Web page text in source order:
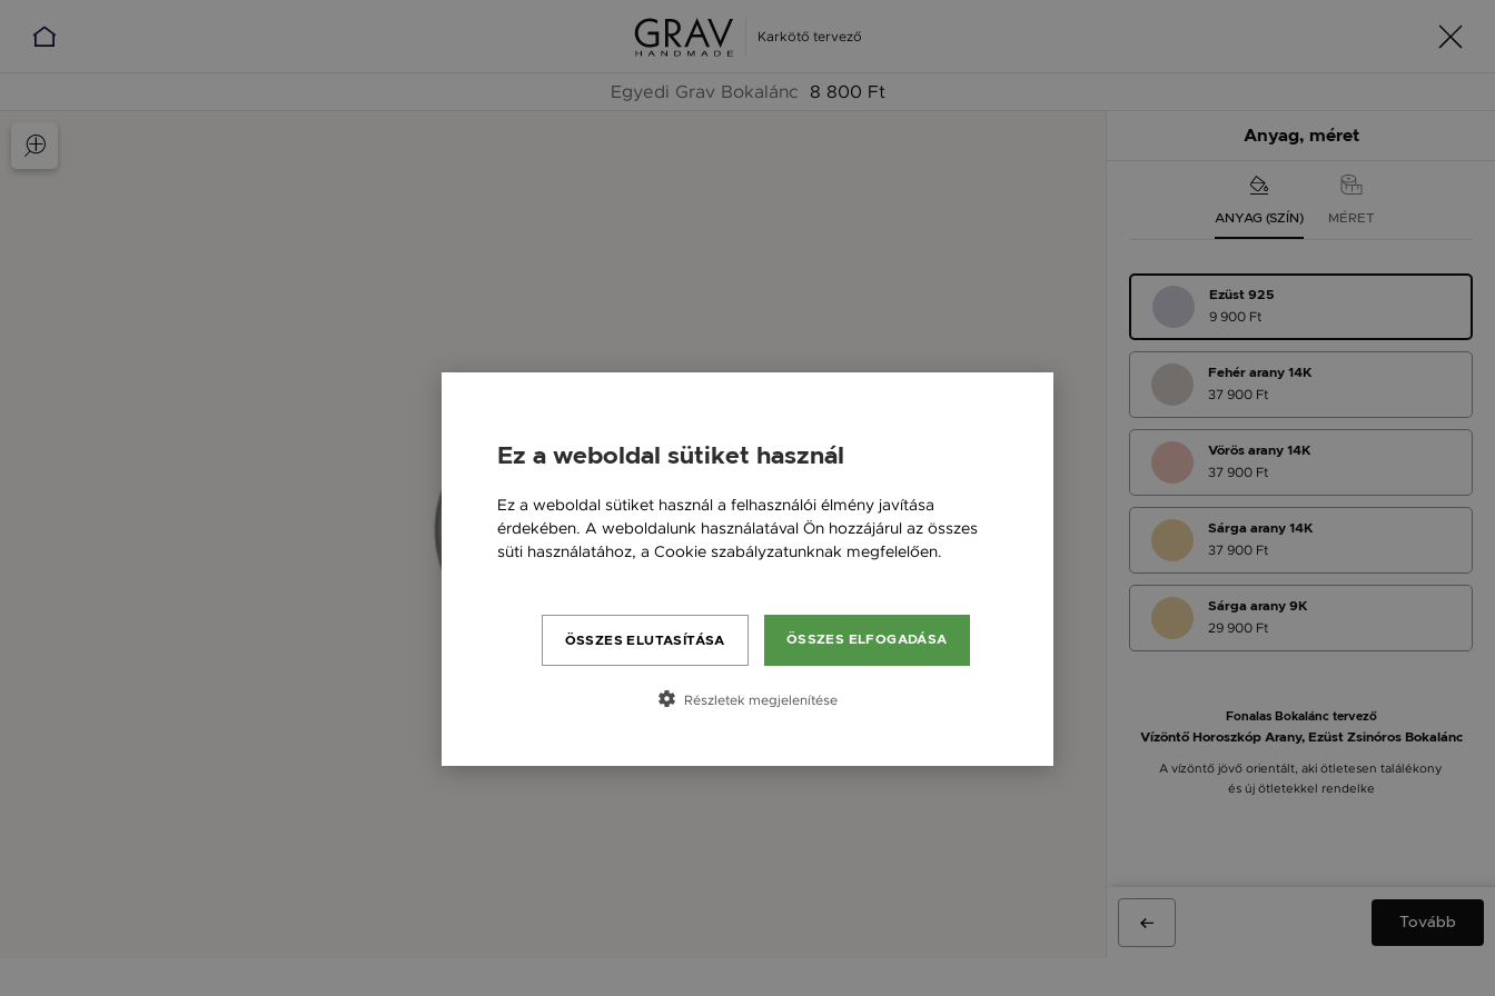
Karkötő tervező
Egyedi Grav Bokalánc 8 800 Ft
Anyag, méret
ANYAG (SZÍN) MÉRET
Ezüst 925
9 900 Ft
Fehér arany 14K
37 900 Ft
Vörös arany 14K
37 900 Ft
Sárga arany 14K
37 900 Ft
Sárga arany 9K
29 900 Ft
Fonalas Bokalánc tervező
Vízöntő Horoszkóp Arany, Ezüst Zsinóros Bokalánc
A vízöntő jövő orientált, aki ötletesen találékony
és új ötletekkel rendelke
Tovább
Ez a weboldal sütiket használ
Ez a weboldal sütiket használ a felhasználói élmény javítása
érdekében. A weboldalunk használatával Ön hozzájárul az összes
süti használatához, a Cookie szabályzatunknak megfelelően.
ÖSSZES ELFOGADÁSA
ÖSSZES ELUTASÍTÁSA
Részletek megjelenítése